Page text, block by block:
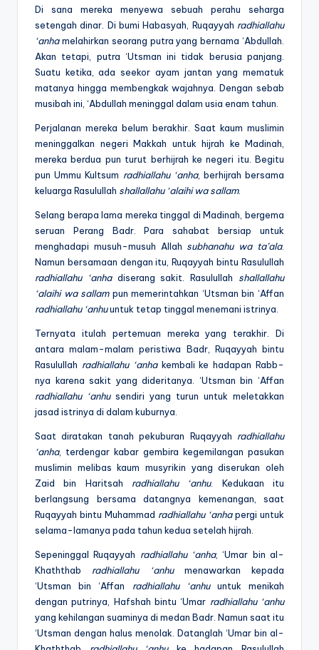
Di sana mereka menyewa sebuah perahu seharga
setengah dinar. Di bumi Habasyah, Ruqayyah radhiallahu
‘anhamelahirkan seorang putra yang bernama ‘Abdullah.
Akan tetapi, putra ‘Utsman ini tidak berusia panjang.
Suatu ketika, ada seekor ayam jantan yang mematuk
matanya hingga membengkak wajahnya. Dengan sebab
musibah ini, ‘Abdullah meninggal dalam usia enam tahun.
Perjalanan mereka belum berakhir. Saat kaum muslimin
meninggalkan negeri Makkah untuk hijrah ke Madinah,
mereka berdua pun turut berhijrah ke negeri itu. Begitu
pun Ummu Kultsum radhiallahu ‘anha, berhijrah bersama
keluarga Rasulullah shallallahu ‘alaihi wa sallam.
Selang berapa lama mereka tinggal di Madinah, bergema
seruan Perang Badr. Para sahabat bersiap untuk
menghadapi musuh-musuh Allah subhanahu wa ta’ala.
Namun bersamaan dengan itu, Ruqayyah bintu Rasulullah
radhiallahu ‘anhadiserang sakit. Rasulullah shallallahu
‘alaihi wa sallampun memerintahkan ‘Utsman bin ‘Affan
radhiallahu ‘anhuuntuk tetap tinggal menemani istrinya.
Ternyata itulah pertemuan mereka yang terakhir. Di
antara malam-malam peristiwa Badr, Ruqayyah bintu
Rasulullah radhiallahu ‘anhakembali ke hadapan Rabb-
nya karena sakit yang dideritanya. ‘Utsman bin ‘Affan
radhiallahu ‘anhusendiri yang turun untuk meletakkan
jasad istrinya di dalam kuburnya.
Saat diratakan tanah pekuburan Ruqayyah radhiallahu
‘anha, terdengar kabar gembira kegemilangan pasukan
muslimin melibas kaum musyrikin yang diserukan oleh
Zaid bin Haritsah radhiallahu ‘anhu. Kedukaan itu
berlangsung bersama datangnya kemenangan, saat
Ruqayyah bintu Muhammad radhiallahu ‘anhapergi untuk
selama-lamanya pada tahun kedua setelah hijrah.
Sepeninggal Ruqayyah radhiallahu ‘anha, ‘Umar bin al-
Khaththab radhiallahu ‘anhumenawarkan kepada
‘Utsman bin ‘Affan radhiallahu ‘anhuuntuk menikah
dengan putrinya, Hafshah bintu ‘Umar radhiallahu ‘anhu
yang kehilangan suaminya di medan Badr. Namun saat itu
‘Utsman dengan halus menolak. Datanglah ‘Umar bin al-